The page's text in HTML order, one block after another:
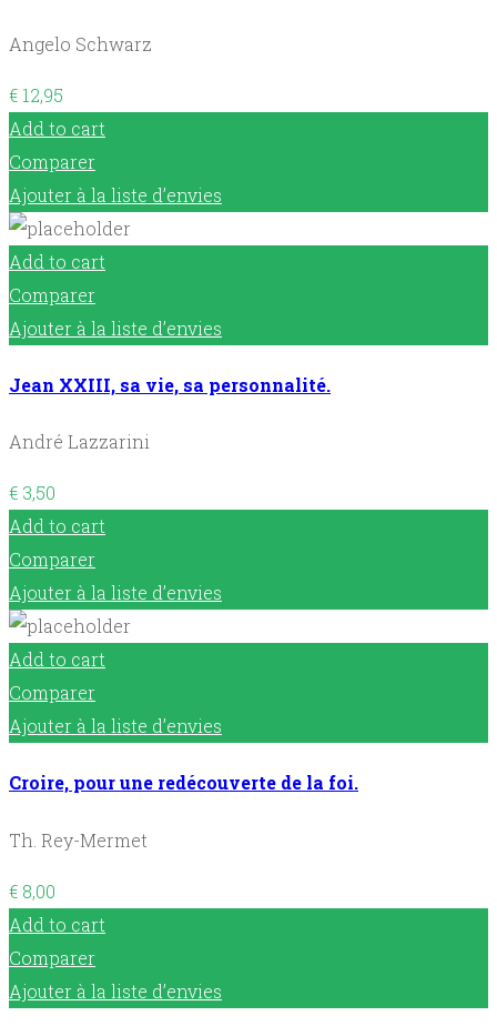
Angelo Schwarz
€ 12,95
Add to cart
Comparer
Ajouter à la liste d’envies
Add to cart
Comparer
Ajouter à la liste d’envies
Jean XXIII, sa vie, sa personnalité.
André Lazzarini
€ 3,50
Add to cart
Comparer
Ajouter à la liste d’envies
Add to cart
Comparer
Ajouter à la liste d’envies
Croire, pour une redécouverte de la foi.
Th. Rey-Mermet
€ 8,00
Add to cart
Comparer
Ajouter à la liste d’envies